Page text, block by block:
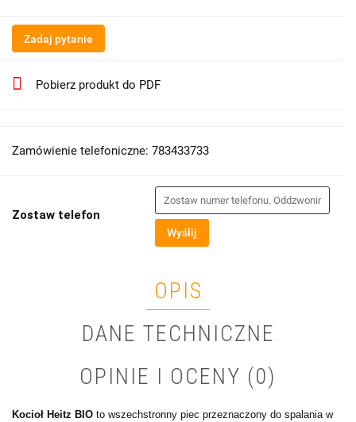
Zadaj pytanie
Pobierz produkt do PDF
Zamówienie telefoniczne: 783433733
Zostaw telefon
Wyślij
OPIS
DANE TECHNICZNE
OPINIE I OCENY (0)
Kocioł Heitz BIO to wszechstronny piec przeznaczony do spalania w